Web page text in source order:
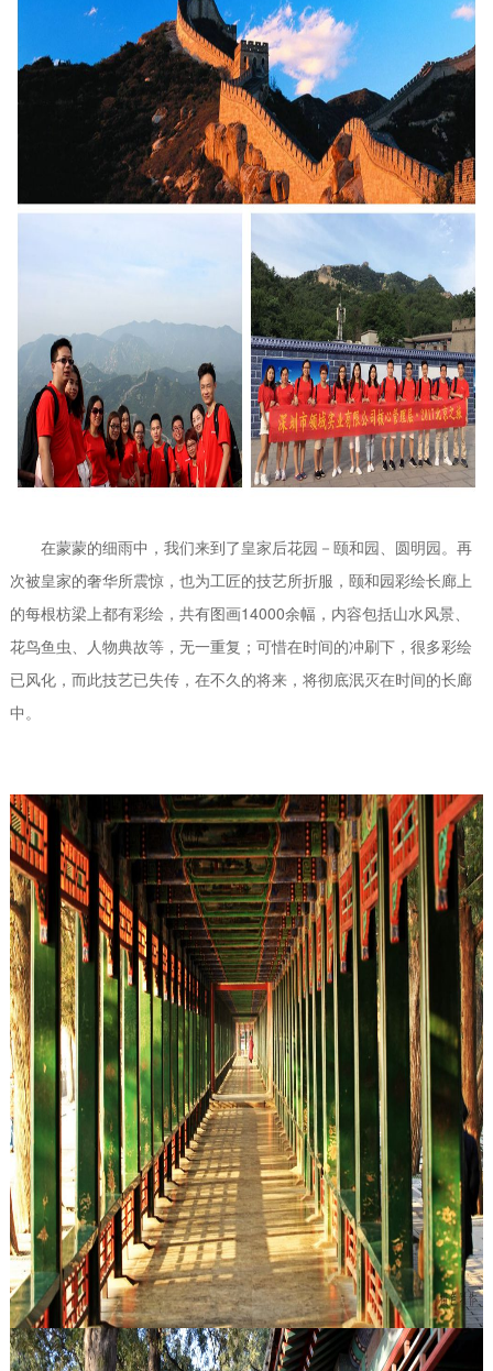
在蒙蒙的细雨中，我们来到了皇家后花园－颐和园、圆明园。再
次被皇家的奢华所震惊，也为工匠的技艺所折服，颐和园彩绘长廊上
的每根枋梁上都有彩绘，共有图画14000余幅，内容包括山水风景、
花鸟鱼虫、人物典故等，无一重复；可惜在时间的冲刷下，很多彩绘
已风化，而此技艺已失传，在不久的将来，将彻底泯灭在时间的长廊
中。